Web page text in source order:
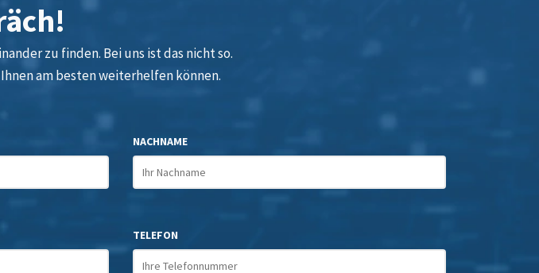
zu finden. Bei uns ist das nicht so.
am besten weiterhelfen können.
NACHNAME
TELEFON